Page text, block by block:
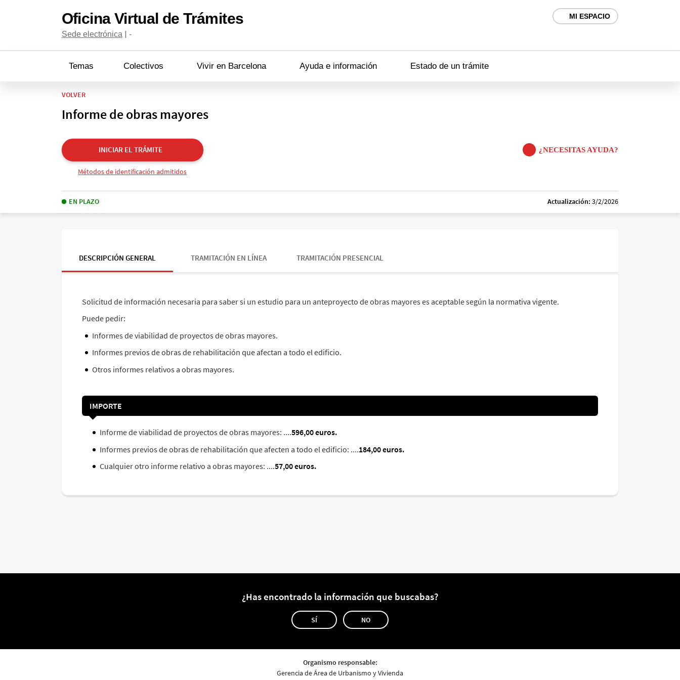
Oficina Virtual de Trámites MI ESPACIO
Sede electrónica | -
Temas Colectivos Vivir en Barcelona Ayuda e información Estado de un trámite
VOLVER
Informe de obras mayores
INICIAR EL TRÁMITE
Métodos de identificación admitidos
¿NECESITAS AYUDA?
EN PLAZO Actualización:3/2/2026
DESCRIPCIÓN GENERAL TRAMITACIÓN EN LÍNEA TRAMITACIÓN PRESENCIAL
Solicitud de información necesaria para saber si un estudio para un anteproyecto de obras mayores es aceptable según la normativa vigente.
Puede pedir:
Informes de viabilidad de proyectos de obras mayores.
Informes previos de obras de rehabilitación que afectan a todo el edificio.
Otros informes relativos a obras mayores.
IMPORTE
Informe de viabilidad de proyectos de obras mayores: ....596,00 euros.
Informes previos de obras de rehabilitación que afecten a todo el edificio: ....184,00 euros.
Cualquier otro informe relativo a obras mayores: ....57,00 euros.
¿Has encontrado la información que buscabas?
SÍ NO
Organismo responsable:
Gerencia de Área de Urbanismo y Vivienda